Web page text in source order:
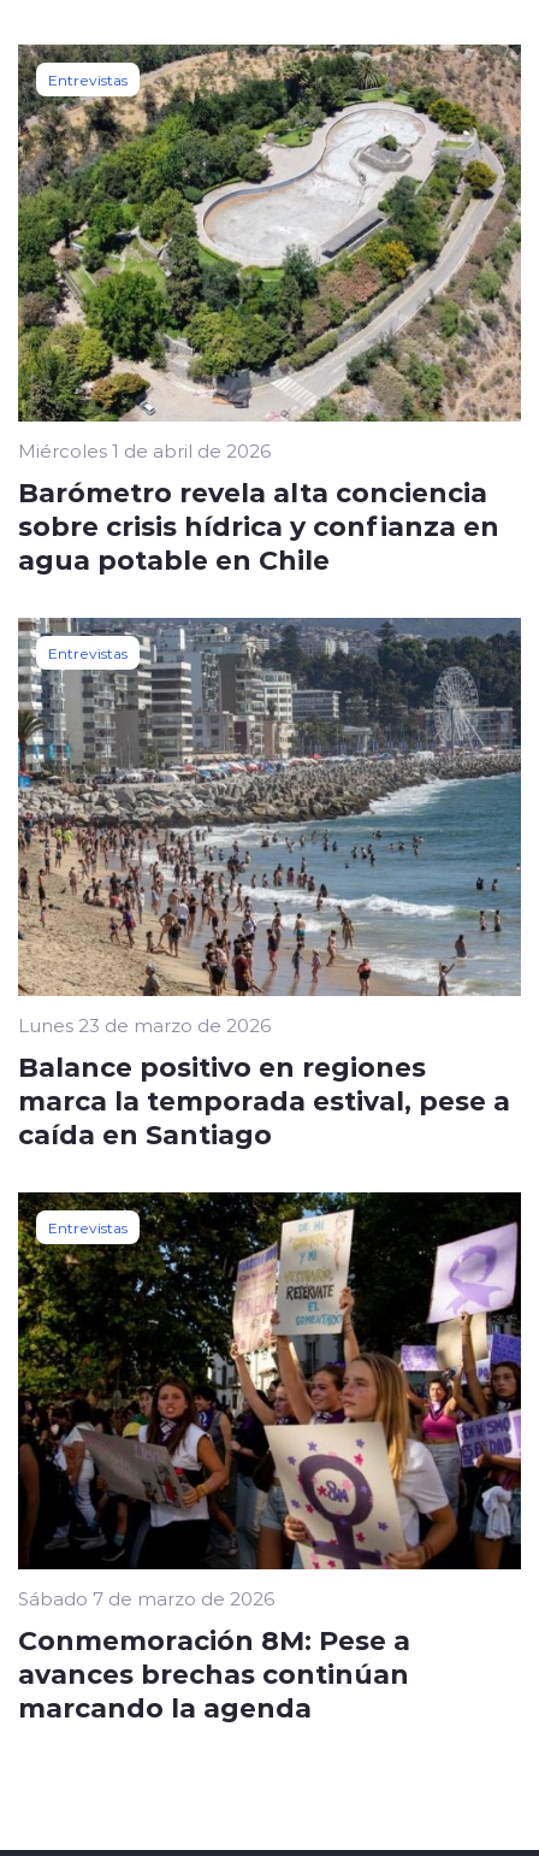
Entrevistas
Miércoles 1 de abril de 2026
Barómetro revela alta conciencia
sobre crisis hídrica y confianza en
agua potable en Chile
Entrevistas
Lunes 23 de marzo de 2026
Balance positivo en regiones
marca la temporada estival, pese a
caída en Santiago
Entrevistas
Sábado 7 de marzo de 2026
Conmemoración 8M: Pese a
avances brechas continúan
marcando la agenda